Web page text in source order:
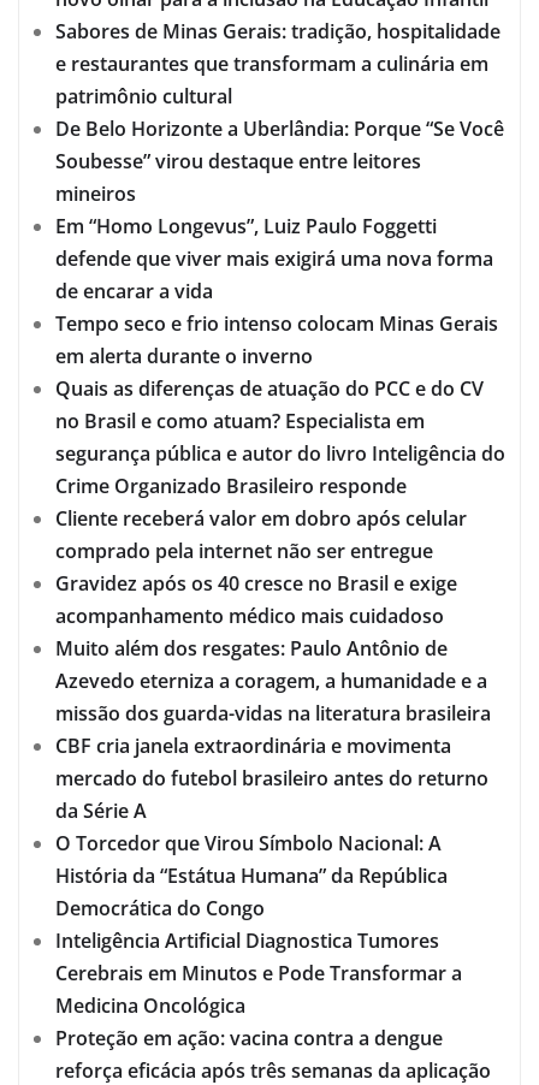
Sabores de Minas Gerais: tradição, hospitalidade
e restaurantes que transformam a culinária em
patrimônio cultural
De Belo Horizonte a Uberlândia: Porque “Se Você
Soubesse” virou destaque entre leitores
mineiros
Em “Homo Longevus”, Luiz Paulo Foggetti
defende que viver mais exigirá uma nova forma
de encarar a vida
Tempo seco e frio intenso colocam Minas Gerais
em alerta durante o inverno
Quais as diferenças de atuação do PCC e do CV
no Brasil e como atuam? Especialista em
segurança pública e autor do livro Inteligência do
Crime Organizado Brasileiro responde
Cliente receberá valor em dobro após celular
comprado pela internet não ser entregue
Gravidez após os 40 cresce no Brasil e exige
acompanhamento médico mais cuidadoso
Muito além dos resgates: Paulo Antônio de
Azevedo eterniza a coragem, a humanidade e a
missão dos guarda-vidas na literatura brasileira
CBF cria janela extraordinária e movimenta
mercado do futebol brasileiro antes do returno
da Série A
O Torcedor que Virou Símbolo Nacional: A
História da “Estátua Humana” da República
Democrática do Congo
Inteligência Artificial Diagnostica Tumores
Cerebrais em Minutos e Pode Transformar a
Medicina Oncológica
Proteção em ação: vacina contra a dengue
reforça eficácia após três semanas da aplicação